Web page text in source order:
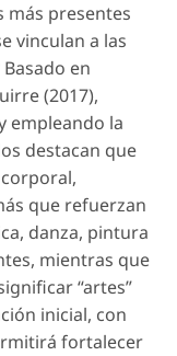
más presentes
vinculan a las
en
(2017),
empleando la
destacan que
que refuerzan
danza, pintura
mientras que
“artes”
inicial, con
fortalecer